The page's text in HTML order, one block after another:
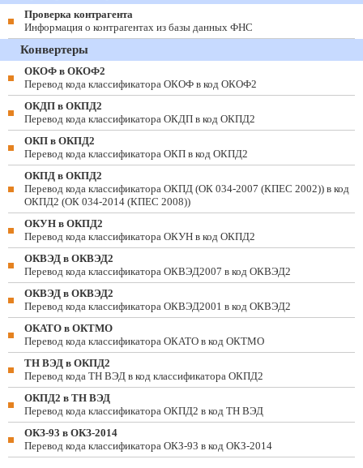
Проверка контрагента
Информация о контрагентах из базы данных ФНС
Конвертеры
ОКОФ в ОКОФ2
Перевод кода классификатора ОКОФ в код ОКОФ2
ОКДП в ОКПД2
Перевод кода классификатора ОКДП в код ОКПД2
ОКП в ОКПД2
Перевод кода классификатора ОКП в код ОКПД2
ОКПД в ОКПД2
Перевод кода классификатора ОКПД (ОК 034-2007 (КПЕС 2002)) в код
ОКПД2 (ОК 034-2014 (КПЕС 2008))
ОКУН в ОКПД2
Перевод кода классификатора ОКУН в код ОКПД2
ОКВЭД в ОКВЭД2
Перевод кода классификатора ОКВЭД2007 в код ОКВЭД2
ОКВЭД в ОКВЭД2
Перевод кода классификатора ОКВЭД2001 в код ОКВЭД2
ОКАТО в ОКТМО
Перевод кода классификатора ОКАТО в код ОКТМО
ТН ВЭД в ОКПД2
Перевод кода ТН ВЭД в код классификатора ОКПД2
ОКПД2 в ТН ВЭД
Перевод кода классификатора ОКПД2 в код ТН ВЭД
ОКЗ-93 в ОКЗ-2014
Перевод кода классификатора ОКЗ-93 в код ОКЗ-2014